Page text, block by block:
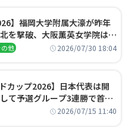
】福岡大学附属大濠が昨年
を撃破、大阪薫英女学院は岐
3日目試合結果
他 2026/07/30 18:04
カップ2026】日本代表は開
て予選グループ3連勝で首位
手はエジプトに決定2026/07/15 11:40